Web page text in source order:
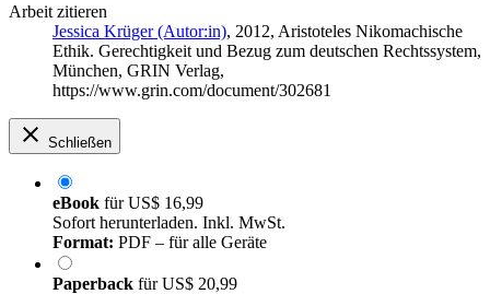
Arbeit zitieren
Jessica Krüger (Autor:in), 2012, Aristoteles Nikomachische
Ethik. Gerechtigkeit und Bezug zum deutschen Rechtssystem,
München, GRIN Verlag,
https://www.grin.com/document/302681
Schließen
eBook fürUS$ 16,99
Sofort herunterladen. Inkl. MwSt.
Format: PDF – für alle Geräte
Paperback fürUS$ 20,99